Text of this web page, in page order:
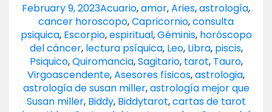
February 9, 2023Acuario,amor,Aries,astrología,
cancer horoscopo,Capricornio,consulta
psiquica, Escorpio,espiritual,Géminis, horóscopo
del cáncer, lectura psíquica, Leo, Libra, piscis,
Psiquico,Quiromancia,Sagitario, tarot, Tauro,
Virgoascendente,Asesores físicos,astrologia,
astrología de susan miller,astrología mejor que
Susan miller, Biddy, Biddytarot,cartas de tarot